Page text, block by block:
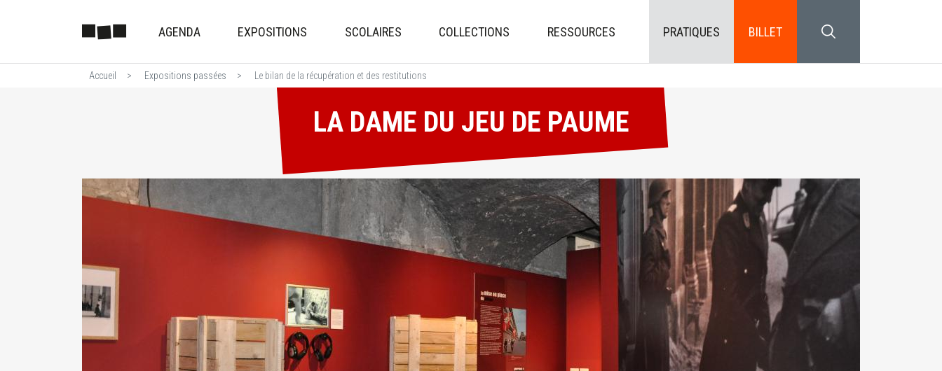
au
AGENDA EXPOSITIONS SCOLAIRES COLLECTIONS RESSOURCES PRATIQUES BILLET SEARCH BLOCK
Accueil Expositions passées Le bilan de la récupération et des restitutions
LA DAME DU JEU DE PAUME